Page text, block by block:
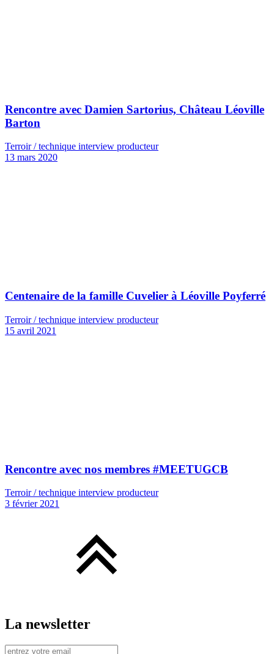
Rencontre avec Damien Sartorius, Château Léoville
Barton
Terroir / technique interview producteur
13 mars 2020
Centenaire de la famille Cuvelier à Léoville Poyferré
Terroir / technique interview producteur
15 avril 2021
Rencontre avec nos membres #MEETUGCB
Terroir / technique interview producteur
3 février 2021
La newsletter